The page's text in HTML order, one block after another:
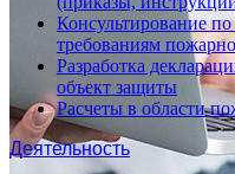
Консультирование
требованиям
Разработка
объект защиты
Расчеты в области
Деятельность